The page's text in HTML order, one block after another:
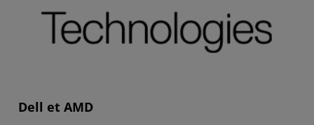
Dell et AMD